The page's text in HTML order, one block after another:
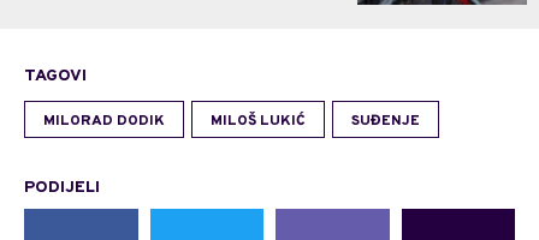
TAGOVI
MILORAD DODIK MILOŠ LUKIĆ SUĐENJE
PODIJELI